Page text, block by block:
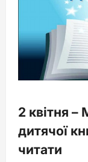
2 квітня
дитячої
читати